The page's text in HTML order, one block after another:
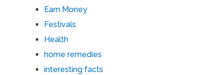
Earn Money
Festivals
Health
home remedies
interesting facts